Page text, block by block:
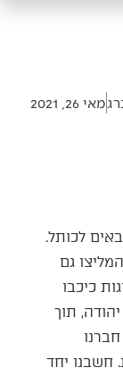
מאי 26, 2021
לכותל.
גם
כיכבו
תוך
חשבנו יחד